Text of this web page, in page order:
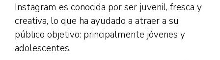
Instagram es conocida por ser juvenil, fresca y
creativa, lo que ha ayudado a atraer a su
público objetivo: principalmente jóvenes y
adolescentes.